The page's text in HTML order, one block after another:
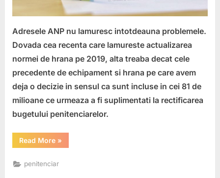
Adresele ANP nu lamuresc intotdeauna problemele.
Dovada cea recenta care lamureste actualizarea
normei de hrana pe 2019, alta treaba decat cele
precedente de echipament si hrana pe care avem
deja o decizie in sensul ca sunt incluse in cei 81 de
milioane ce urmeaza a fi suplimentati la rectificarea
bugetului penitenciarelor.
Read More“Salarizarea
si
umane
din
»
penitenciar